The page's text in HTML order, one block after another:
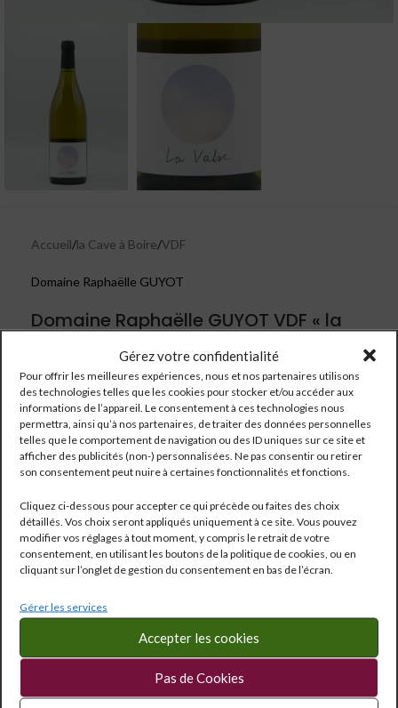
Gérez votre confidentialité
Pour offrir les meilleures expériences, nous et nos partenaires utilisons
des technologies telles que les cookies pour stocker et/ou accéder aux
informations de l’appareil. Le consentement à ces technologies nous
permettra, ainsi qu’à nos partenaires, de traiter des données personnelles
telles que le comportement de navigation ou des ID uniques sur ce site et
afficher des publicités (non-) personnalisées. Ne pas consentir ou retirer
son consentement peut nuire à certaines fonctionnalités et fonctions.
Cliquez ci-dessous pour accepter ce qui précède ou faites des choix
détaillés. Vos choix seront appliqués uniquement à ce site. Vous pouvez
modifier vos réglages à tout moment, y compris le retrait de votre
consentement, en utilisant les boutons de la politique de cookies, ou en
cliquant sur l’onglet de gestion du consentement en bas de l’écran.
Gérer les services
Accepter les cookies
Pas de Cookies
Accueil/la Cave à Boire/VDF
Domaine Raphaëlle GUYOT
Domaine Raphaëlle GUYOT VDF « la
25,30€
Sauvignon
Réf:3058